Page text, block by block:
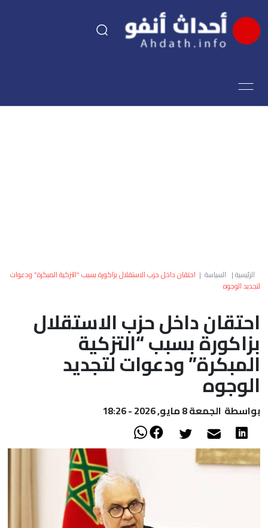
اقتصاد
العالم
الصحراء
الرئيسية| السياسة | احتقان داخل حزب الاستقلال بزاكورة بسبب “التزكية المبكرة” ودعوات
لتجديد الوجوه
احتقان داخل حزب الاستقلال
بزاكورة بسبب “التزكية
المبكرة” ودعوات لتجديد
الوجوه
بواسطة الجمعة 8 مايو, 2026 - 18:26